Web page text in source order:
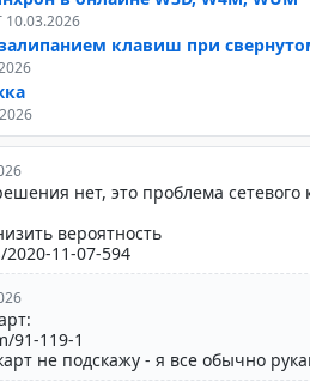
10.03.2026
клавиш при